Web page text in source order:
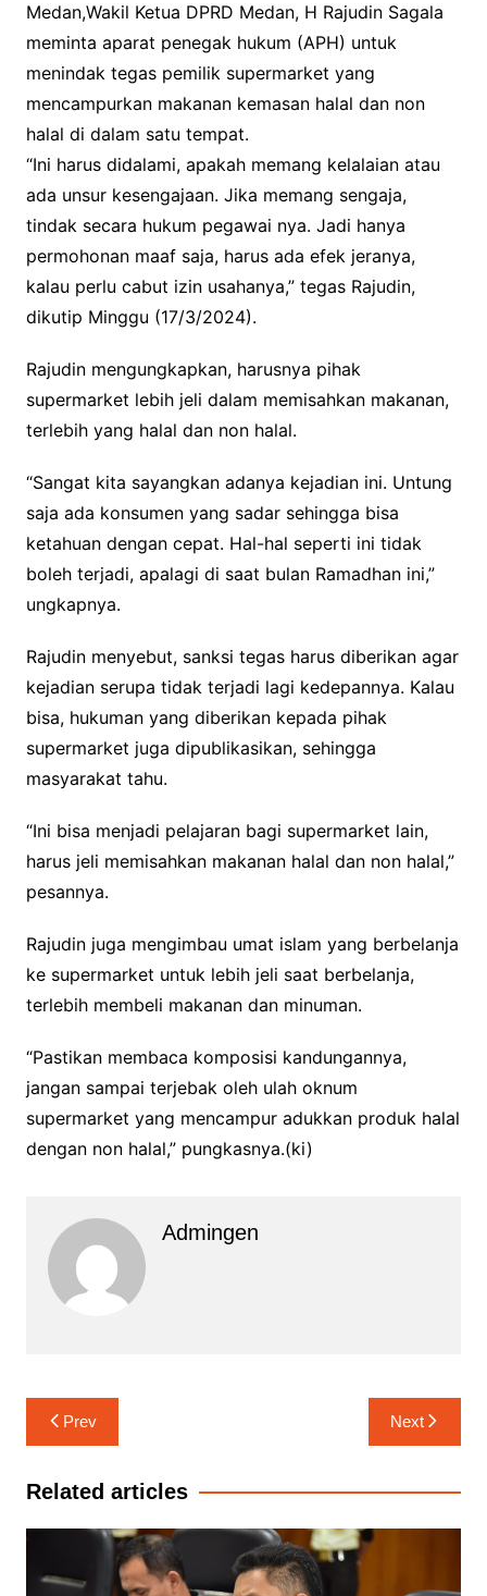
Medan,Wakil Ketua DPRD Medan, H Rajudin Sagala
meminta aparat penegak hukum (APH) untuk
menindak tegas pemilik supermarket yang
mencampurkan makanan kemasan halal dan non
halal di dalam satu tempat.
“Ini harus didalami, apakah memang kelalaian atau
ada unsur kesengajaan. Jika memang sengaja,
tindak secara hukum pegawai nya. Jadi hanya
permohonan maaf saja, harus ada efek jeranya,
kalau perlu cabut izin usahanya,” tegas Rajudin,
dikutip Minggu (17/3/2024).
Rajudin mengungkapkan, harusnya pihak
supermarket lebih jeli dalam memisahkan makanan,
terlebih yang halal dan non halal.
“Sangat kita sayangkan adanya kejadian ini. Untung
saja ada konsumen yang sadar sehingga bisa
ketahuan dengan cepat. Hal-hal seperti ini tidak
boleh terjadi, apalagi di saat bulan Ramadhan ini,”
ungkapnya.
Rajudin menyebut, sanksi tegas harus diberikan agar
kejadian serupa tidak terjadi lagi kedepannya. Kalau
bisa, hukuman yang diberikan kepada pihak
supermarket juga dipublikasikan, sehingga
masyarakat tahu.
“Ini bisa menjadi pelajaran bagi supermarket lain,
harus jeli memisahkan makanan halal dan non halal,”
pesannya.
Rajudin juga mengimbau umat islam yang berbelanja
ke supermarket untuk lebih jeli saat berbelanja,
terlebih membeli makanan dan minuman.
“Pastikan membaca komposisi kandungannya,
jangan sampai terjebak oleh ulah oknum
supermarket yang mencampur adukkan produk halal
dengan non halal,” pungkasnya.(ki)
Admingen
Navigasi
pos
Prev Next
Related articles